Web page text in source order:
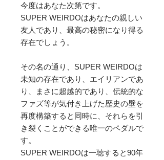
今度はあなた次第です。
SUPER WEIRDOはあなたの親しい
友人であり、最高の秘密になり得る
存在でしょう。
その名の通り、SUPER WEIRDOは
未知の存在であり、エイリアンであ
り、まさに超越的であり、伝統的な
ファズ等が気付き上げた歴史の壁を
再度構築すると同時に、それらを引
き裂くことができる唯一のペダルで
す。
SUPER WEIRDOは一聴すると90年